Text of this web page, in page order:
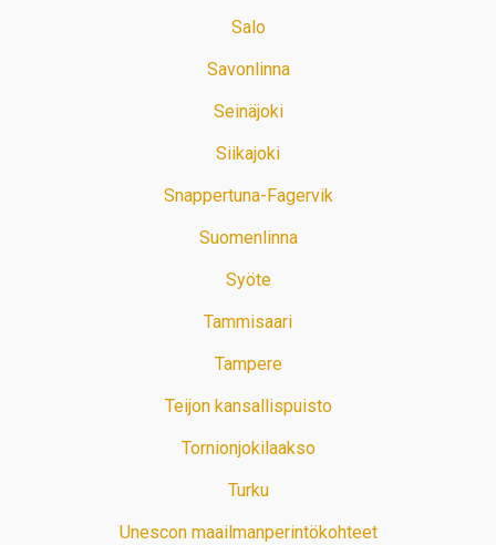
Salo
Savonlinna
Seinäjoki
Siikajoki
Snappertuna-Fagervik
Suomenlinna
Syöte
Tammisaari
Tampere
Teijon kansallispuisto
Tornionjokilaakso
Turku
Unescon maailmanperintökohteet